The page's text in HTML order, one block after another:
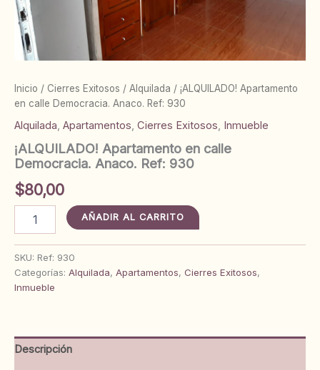
Inicio / Cierres Exitosos / Alquilada / ¡ALQUILADO! Apartamento
en calle Democracia. Anaco. Ref: 930
Alquilada, Apartamentos, Cierres Exitosos, Inmueble
¡ALQUILADO! Apartamento en calle
Democracia. Anaco. Ref: 930
$80,00
¡ALQUILADO!
Apartamento
calle
Democracia.
Anaco.
AÑADIR AL CARRITO
SKU: Ref: 930
Categorías: Alquilada, Apartamentos, Cierres Exitosos,
Inmueble
Descripción